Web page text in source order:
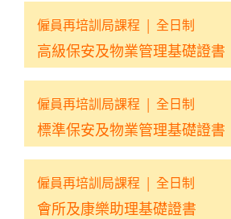
僱員再培訓局課程 | 全日制
高級保安及物業管理基礎證書
僱員再培訓局課程 | 全日制
標準保安及物業管理基礎證書
僱員再培訓局課程 | 全日制
會所及康樂助理基礎證書